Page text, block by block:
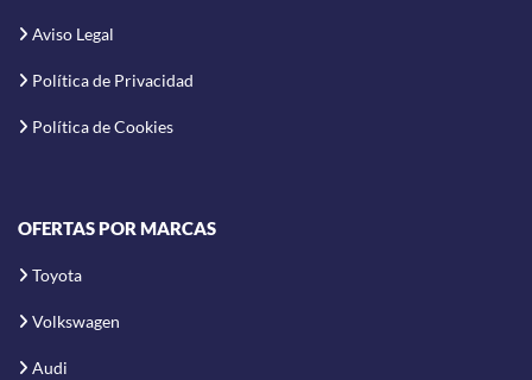
Aviso Legal
Política de Privacidad
Política de Cookies
OFERTAS POR MARCAS
Toyota
Volkswagen
Audi